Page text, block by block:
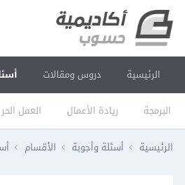
الرئيسية دروس ومقالات
البرمجة ريادة الأعمال العمل الحر
الرئيسية أسئلة وأجوبة الأقسام